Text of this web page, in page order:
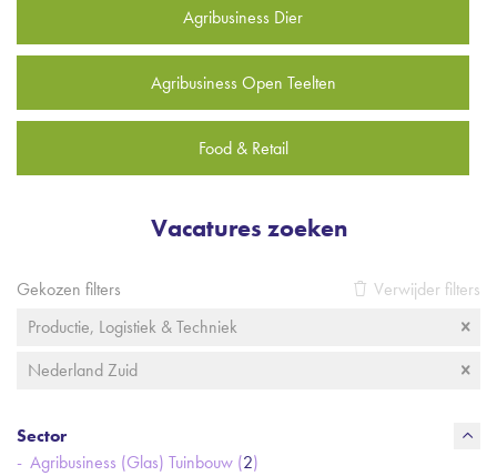
Agribusiness Dier
Agribusiness Open Teelten
Food & Retail
Vacatures zoeken
Gekozen filters
Verwijder filters
Productie, Logistiek & Techniek
Nederland Zuid
Sector
Agribusiness (Glas) Tuinbouw (2)